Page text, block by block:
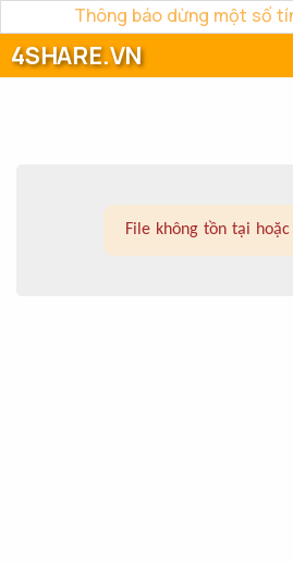
Thông báo dừng một số
4SHARE.VN
File không tồn tại